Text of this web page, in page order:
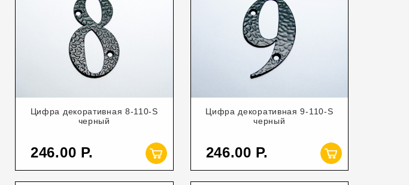
Цифра декоративная 8-110-S
черный
246.00
Цифра декоративная 9-110-S
черный
246.00